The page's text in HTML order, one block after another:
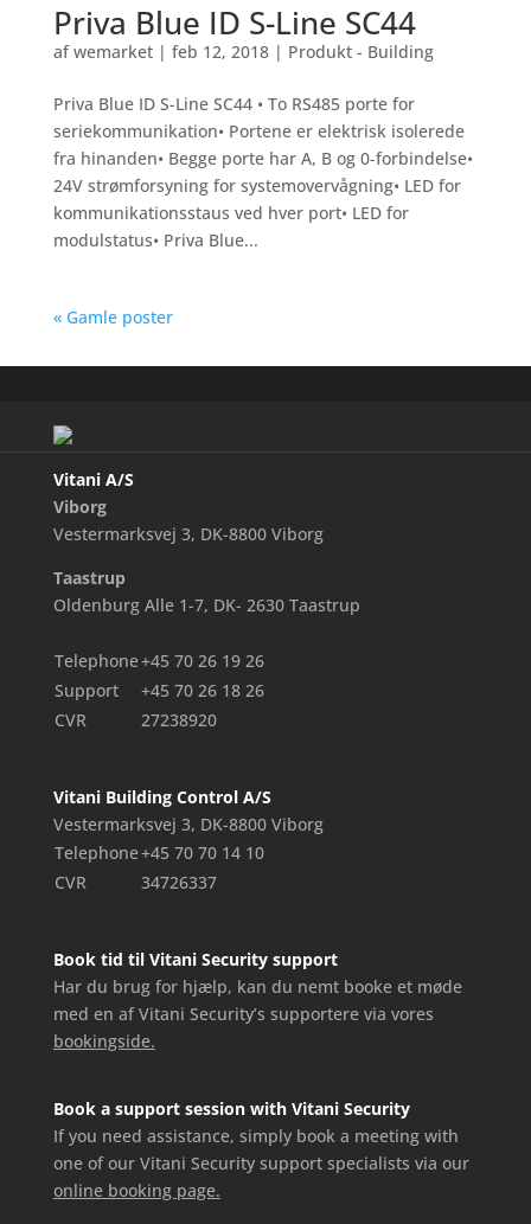
Priva Blue ID S-Line SC44
afwemarket| feb 12, 2018| Produkt - Building
Priva Blue ID S-Line SC44 • To RS485 porte for
seriekommunikation• Portene er elektrisk isolerede
fra hinanden• Begge porte har A, B og 0-forbindelse•
24V strømforsyning for systemovervågning• LED for
kommunikationsstaus ved hver port• LED for
modulstatus• Priva Blue...
« Gamle poster
Vitani A/S
Viborg
Vestermarksvej 3, DK-8800 Viborg
Taastrup
Oldenburg Alle 1-7, DK- 2630 Taastrup
Telephone+45 70 26 19 26
Support
+45 70 26 18 26
CVR
27238920
Vitani Building Control A/S
Vestermarksvej 3, DK-8800 Viborg
Telephone+45 70 70 14 10
CVR
34726337
Book tid til Vitani Security support
Har du brug for hjælp, kan du nemt booke et møde
med en af Vitani Security’s supportere via vores
bookingside.
Book a support session with Vitani Security
If you need assistance, simply book a meeting with
one of our Vitani Security support specialists via our
online booking page.